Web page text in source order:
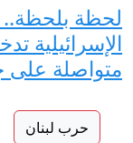
لحظة بلحظة..
الإسرائيلية
متواصلة على
حرب لبنان